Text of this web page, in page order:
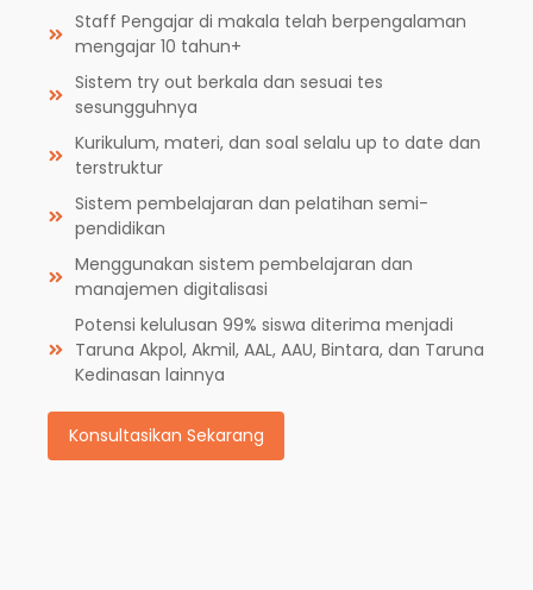
Staff Pengajar di makala telah berpengalaman
mengajar 10 tahun+
Sistem try out berkala dan sesuai tes
sesungguhnya
Kurikulum, materi, dan soal selalu up to date dan
terstruktur
Sistem pembelajaran dan pelatihan semi-
pendidikan
Menggunakan sistem pembelajaran dan
manajemen digitalisasi
Potensi kelulusan 99% siswa diterima menjadi
Taruna Akpol, Akmil, AAL, AAU, Bintara, dan Taruna
Kedinasan lainnya
Konsultasikan Sekarang